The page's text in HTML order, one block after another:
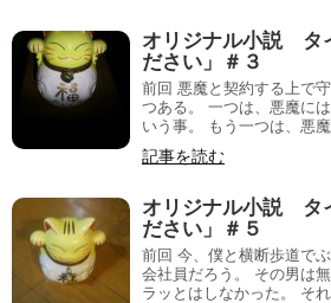
オリジナル小説 タ
ださい」＃３
前回 悪魔と契約する上で
つある。 一つは、悪魔に
いう事。 もう一つは、悪魔
記事を読む
オリジナル小説 タ
ださい」＃５
前回 今、僕と横断歩道で
会社員だろう。 その男は
ラッとはしなかった。 それ